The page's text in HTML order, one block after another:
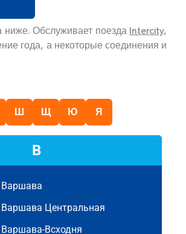
ниже. Обслуживает поезда Intercity,
года, а некоторые соединения и
Ш Щ Ю Я
В
Варшава
Варшава Центральная
Варшава-Всходня